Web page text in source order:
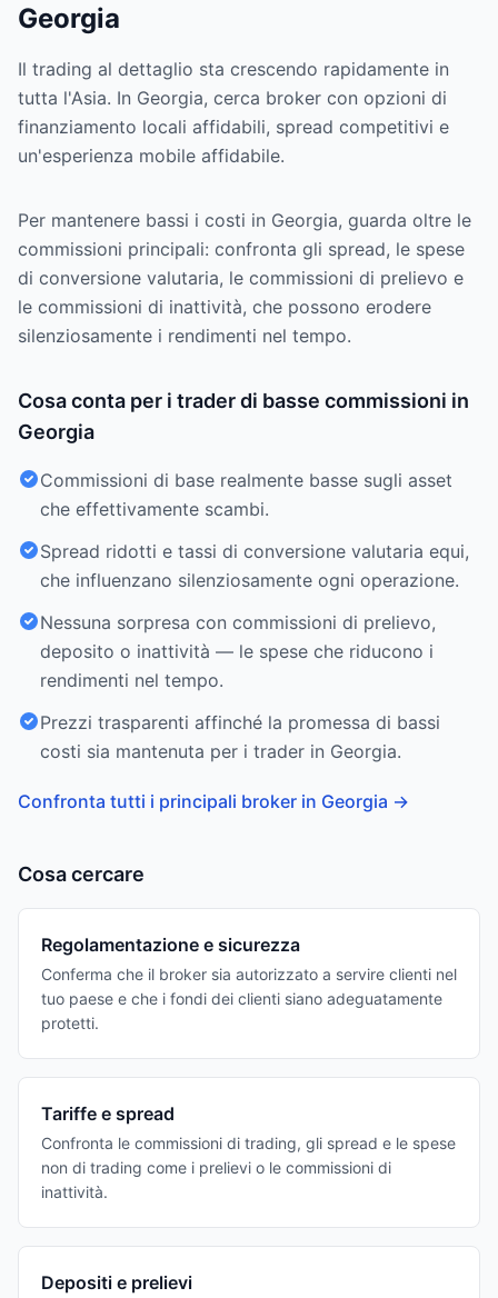
Georgia
Il trading al dettaglio sta crescendo rapidamente in
tutta l'Asia. In Georgia, cerca broker con opzioni di
finanziamento locali affidabili, spread competitivi e
un'esperienza mobile affidabile.
Per mantenere bassi i costi in Georgia, guarda oltre le
commissioni principali: confronta gli spread, le spese
di conversione valutaria, le commissioni di prelievo e
le commissioni di inattività, che possono erodere
silenziosamente i rendimenti nel tempo.
Cosa conta per i trader di basse commissioni in
Georgia
Commissioni di base realmente basse sugli asset
che effettivamente scambi.
Spread ridotti e tassi di conversione valutaria equi,
che influenzano silenziosamente ogni operazione.
Nessuna sorpresa con commissioni di prelievo,
deposito o inattività — le spese che riducono i
rendimenti nel tempo.
Prezzi trasparenti affinché la promessa di bassi
costi sia mantenuta per i trader in Georgia.
Confronta tutti i principali broker in Georgia →
Cosa cercare
Regolamentazione e sicurezza
Conferma che il broker sia autorizzato a servire clienti nel
tuo paese e che i fondi dei clienti siano adeguatamente
protetti.
Tariffe e spread
Confronta le commissioni di trading, gli spread e le spese
non di trading come i prelievi o le commissioni di
inattività.
Depositi e prelievi